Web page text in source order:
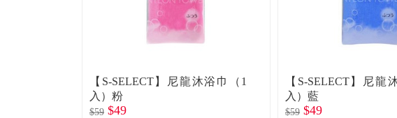
【S-SELECT】尼龍沐浴巾（1
入）粉
$59 $49
【S-SELECT】尼龍
入）藍
$59 $49